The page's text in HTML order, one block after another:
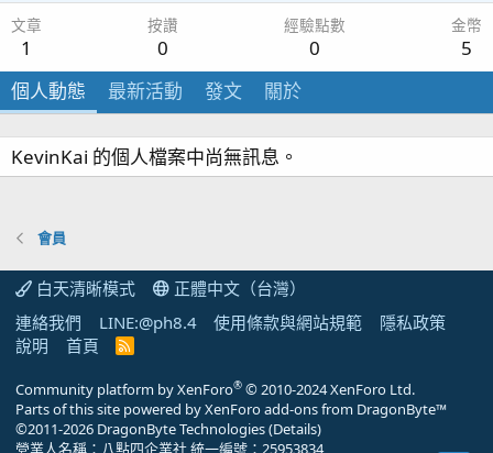
文章
1
按讚
0
經驗點數
0
金幣
5
個人動態
最新活動 發文 關於
KevinKai 的個人檔案中尚無訊息。
會員
白天清晰模式
正體中文（台灣）
連絡我們
LINE:@ph8.4 使用條款與網站規範
隱私政策
說明
首頁
R
Community platform by XenForo® © 2010-2024 XenForo Ltd.
Parts of this site powered byXenForo add-ons from DragonByte™
©2011-2026 DragonByte Technologies(Details)
營業人名稱：八點四企業社 統一編號：25953834